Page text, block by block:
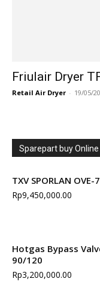
Friulair Dryer
Retail Air Dryer - 19/05/
Sparepart buy Online
TXV SPORLAN
Rp9,450,000.00
Hotgas Bypass
90/120
Rp3,200,000.00